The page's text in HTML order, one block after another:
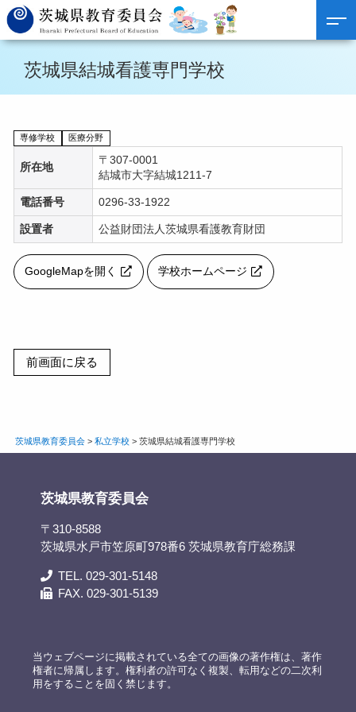
茨城県結城看護専門学校
専修学校 医療分野
所在地
〒307-0001
結城市大字結城1211-7
電話番号 0296-33-1922
設置者 公益財団法人茨城県看護教育財団
GoogleMapを開く 学校ホームページ
茨城県教育委員会> 私立学校> 茨城県結城看護専門学校
茨城県教育委員会
〒310-8588
茨城県水戸市笠原町978番6 茨城県教育庁総務課
TEL. 029-301-5148
FAX. 029-301-5139
当ウェブページに掲載されている全ての画像の著作権は、著作
権者に帰属します。権利者の許可なく複製、転用などの二次利
用をすることを固く禁じます。